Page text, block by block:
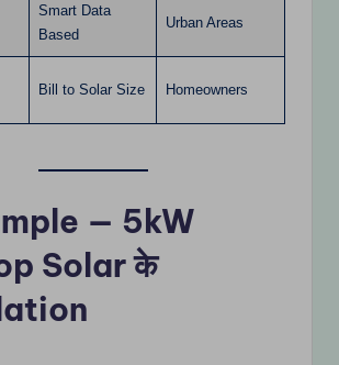
Smart Data
Based
Urban Areas
Bill to Solar Size Homeowners
— 5kW
Solar के